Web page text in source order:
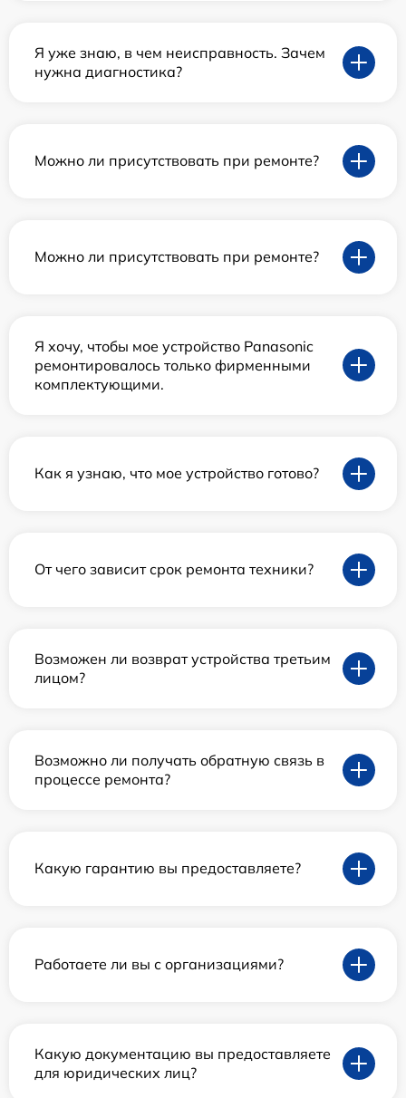
Я уже знаю, в чем неисправность. Зачем
нужна диагностика?
Можно ли присутствовать при ремонте?
Можно ли присутствовать при ремонте?
Я хочу, чтобы мое устройство Panasonic
ремонтировалось только фирменными
комплектующими.
Как я узнаю, что мое устройство готово?
От чего зависит срок ремонта техники?
Возможен ли возврат устройства третьим
лицом?
Возможно ли получать обратную связь в
процессе ремонта?
Какую гарантию вы предоставляете?
Работаете ли вы с организациями?
Какую документацию вы предоставляете
для юридических лиц?